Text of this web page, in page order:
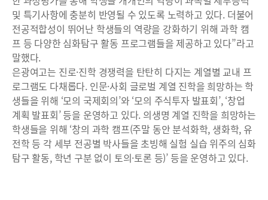
및 특기사항에 충분히 반영될 수 있도록 노력하고 있다. 더불어
전공적합성이 뛰어난 학생들의 역량을 강화하기 위해 과학 캠
프 등 다양한 심화탐구 활동 프로그램들을 제공하고 있다”라고
말했다.
은광여고는 진로·진학 경쟁력을 탄탄히 다지는 계열별 교내 프
로그램도 다채롭다. 인문·사회 글로벌 계열 진학을 희망하는 학
생들을 위해 ‘모의 국제회의’와 ‘모의 주식투자 발표회’, ‘창업
계획 발표회’ 등을 운영하고 있다. 의생명 계열 진학을 희망하는
학생들을 위해 ‘창의 과학 캠프(주말 동안 분석화학, 생화학, 유
전학 등 각 세부 전공별 박사들을 초빙해 실험 실습 위주의 심화
탐구 활동, 학년 구분 없이 토의·토론 등)’ 등을 운영하고 있다.